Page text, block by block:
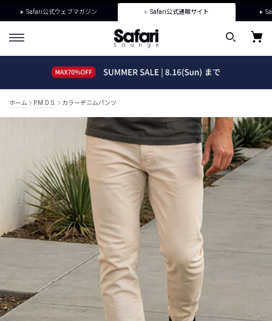
Safari公式ウェブマガジン Safari公式通販サイト
ホーム P.M.D.S. カラーデニムパンツ
1/14